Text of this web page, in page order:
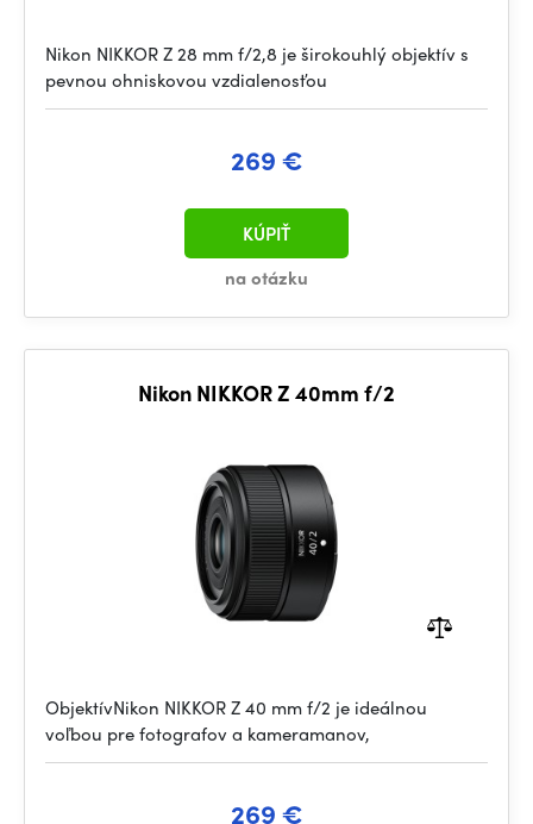
Nikon NIKKOR Z 28 mm f/2,8 je širokouhlý objektív s
pevnou ohniskovou vzdialenosťou
269 €
na otázku
KÚPIŤ
Nikon NIKKOR Z 40mm f/2
ObjektívNikon NIKKOR Z 40 mm f/2 je ideálnou
voľbou pre fotografov a kameramanov,
269 €